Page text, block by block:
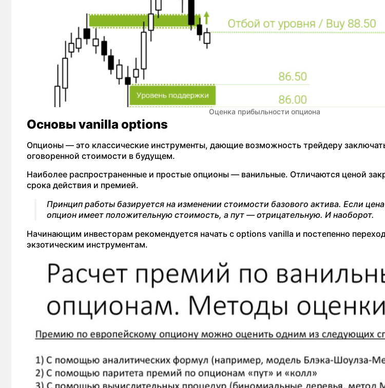
Оценка прибыльности опциона
Основы vanilla options
Опционы — это классические инструменты, дающие возможность трейдеру
оговоренной стоимости в будущем.
Наиболее распространенные и простые опционы — ванильные. Отличаются ценой
срока действия и премией.
Принцип работы базируется на изменении стоимости базового актива. Если
опцион имеет положительную стоимость, а пут — отрицательную. И наоборот.
Начинающим инвесторам рекомендуется начать с options vanilla и постепенно
экзотическим инструментам.